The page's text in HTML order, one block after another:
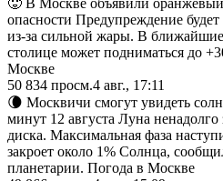
опасности Предупреждение будет
из-за сильной жары. В ближайшие
столице может подниматься до
Москве
50 834 просм.4 авг., 17:11
🌘 Москвичи смогут увидеть
минут 12 августа Луна ненадолго
диска. Максимальная фаза
закроет около 1% Солнца,
планетарии. Погода в Москве